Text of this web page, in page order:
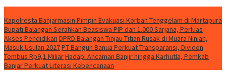
Kapolresta Banjarmasin Pimpin Evakuasi Korban Tenggelam di Martapura
Bupati Balangan Serahkan Beasiswa PIP dan 1.000 Sarjana, Perluas
Akses Pendidikan DPRD Balangan Tinjau Titian Rusak di Muara Ninian,
Masuk Usulan 2027PT Bangun Banua Perkuat Transparansi, Dividen
Tembus Rp9,1 MiliarHadapi Ancaman Banjir hingga Karhutla, Pemkab
Banjar Perkuat Literasi Kebencanaan